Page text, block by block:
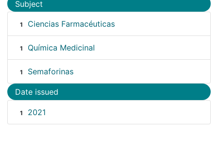
Subject
1 Ciencias Farmacéuticas
1 Química Medicinal
1 Semaforinas
Date issued
1 2021